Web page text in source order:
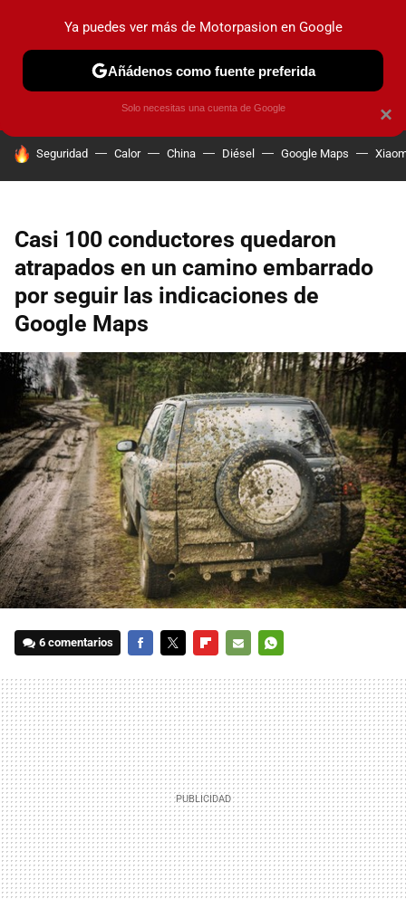
PRUEBAS COCHES ELÉCTRICOS OBSERVATORIO
HOY SE HABLA DE
Seguridad Calor China Diésel Google Maps
Casi 100 conductores quedaron
atrapados en un camino embarrado
por seguir las indicaciones de
Google Maps
6 comentarios
MAIL
×
Ya puedes ver más de Motorpasion en Google
Añádenos como fuente preferida
Solo necesitas una cuenta de Google